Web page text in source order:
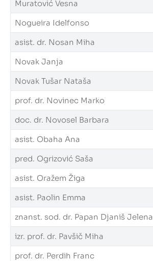
Muratović Vesna
Nogueira Idelfonso
asist. dr. Nosan Miha
Novak Janja
Novak Tušar Nataša
prof. dr. Novinec Marko
doc. dr. Novosel Barbara
asist. Obaha Ana
pred. Ogrizović Saša
asist. Oražem Žiga
asist. Paolin Emma
znanst. sod. dr. Papan Djaniš Jelena
izr. prof. dr. Pavšič Miha
prof. dr. Perdih Franc